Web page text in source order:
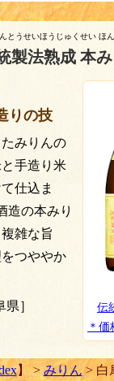
とうせいほうじゅくせい ほ
製法熟成 本
伝
＊
りの技
みりんの
手造り米
仕込ま
造の本みり
雑な旨
つややか
県］
】 >みりん > 白